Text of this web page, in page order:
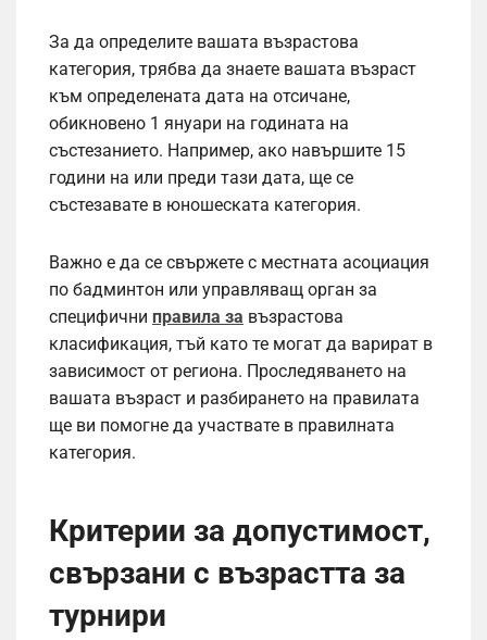
За да определите вашата възрастова
категория, трябва да знаете вашата възраст
към определената дата на отсичане,
обикновено 1 януари на годината на
състезанието. Например, ако навършите 15
години на или преди тази дата, ще се
състезавате в юношеската категория.
Важно е да се свържете с местната асоциация
по бадминтон или управляващ орган за
специфични правила за възрастова
класификация, тъй като те могат да варират в
зависимост от региона. Проследяването на
вашата възраст и разбирането на правилата
ще ви помогне да участвате в правилната
категория.
Критерии за допустимост,
свързани с възрастта за
турнири